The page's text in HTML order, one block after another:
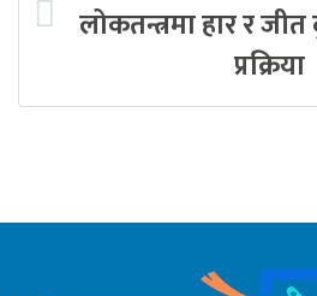
लोकतन्त्रमा हार र
प्रक्रिया